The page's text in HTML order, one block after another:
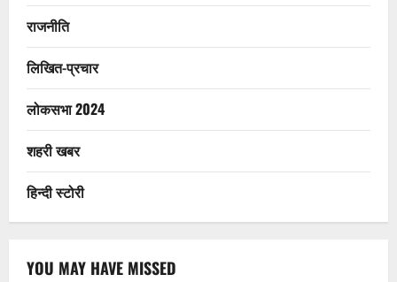
राजनीति
लिखित-प्रचार
लोकसभा 2024
शहरी खबर
हिन्दी स्टोरी
YOU MAY HAVE MISSED